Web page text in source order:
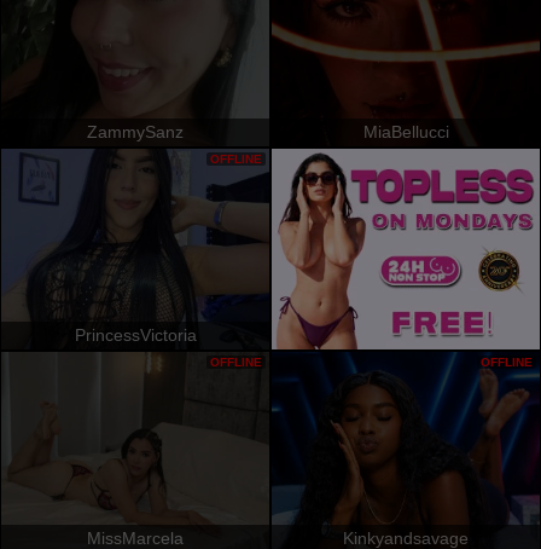
ZammySanz MiaBellucci
PrincessVictoria
OFFLINE
MissMarcela
OFFLINE
Kinkyandsavage
OFFLINE